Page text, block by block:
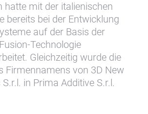
hatte mit der italienischen
bereits bei der Entwicklung
auf der Basis der
Technologie
Gleichzeitig wurde die
Firmennamens von 3D New
in Prima Additive S.r.l.